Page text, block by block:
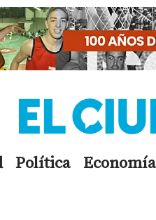
Política Economía